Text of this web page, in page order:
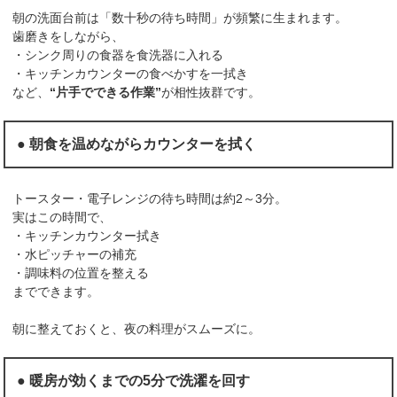
朝の洗面台前は「数十秒の待ち時間」が頻繁に生まれます。
歯磨きをしながら、
・シンク周りの食器を食洗器に入れる
・キッチンカウンターの食べかすを一拭き
など、 “片手でできる作業”が相性抜群です。
● 朝食を温めながらカウンターを拭く
トースター・電子レンジの待ち時間は約2～3分。
実はこの時間で、
・キッチンカウンター拭き
・水ピッチャーの補充
・調味料の位置を整える
までできます。
朝に整えておくと、夜の料理がスムーズに。
● 暖房が効くまでの5分で洗濯を回す